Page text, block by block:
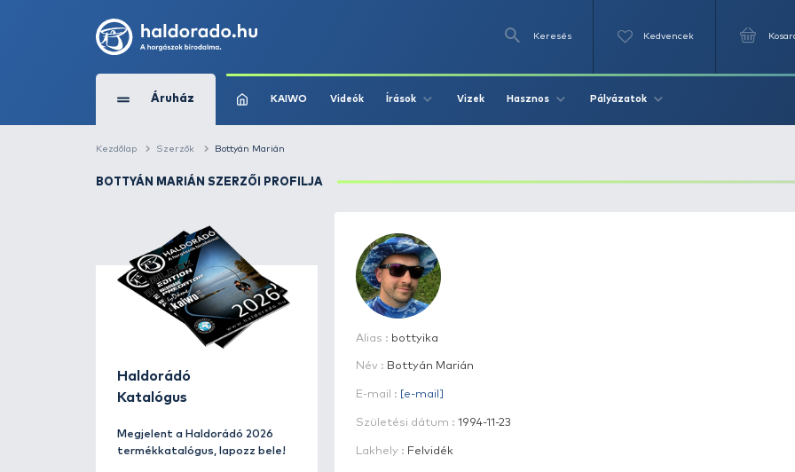
Áruház KAIWO Videók Írások Vizek Hasznos
Kezdőlap Szerzők Bottyán Marián
BOTTYÁN MARIÁN SZERZŐI PROFILJA
Alias : bottyika
Név :